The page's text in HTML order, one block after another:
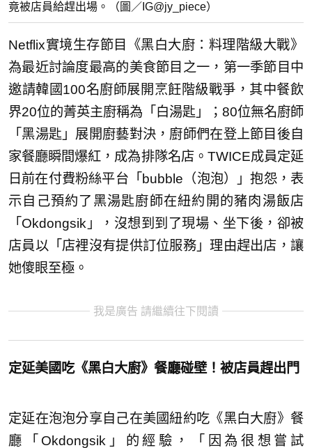
竟被店員給趕出場。（圖／IG@jy_piece）
Netflix實境生存節目《黑白大廚：料理階級大戰》
為最近討論度最高的美食節目之一，第一季節目中
邀請韓國100名廚師展開烹飪階級戰爭，其中餐飲
界20位的菁英主廚稱為「白湯匙」；80位無名廚師
「黑湯匙」展開廚藝對決，廚師們在登上節目後自
家餐廳瞬間爆紅，成為排隊名店。TWICE成員定延
日前在付費粉絲平台「bubble（泡泡）」抱怨，表
示自己預約了黑湯匙廚師在紐約開的豬肉湯飯店
「Okdongsik」，沒想到到了現場、坐下後，卻被
店員以「店裡沒有提供訂位服務」理由趕出店，讓
她傻眼至極。
我是廣告 請繼續往下閱讀
定延美國吃《黑白大廚》餐廳碰壁！被店員趕出門
定延在泡泡分享自己在美國紐約吃《黑白大廚》餐
廳「Okdongsik」的經驗，「因為很想嘗試